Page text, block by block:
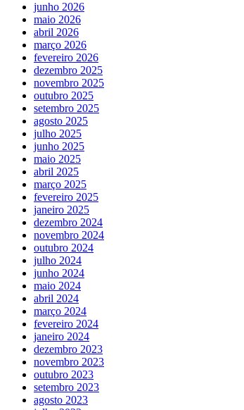
junho 2026
maio 2026
abril 2026
março 2026
fevereiro 2026
dezembro 2025
novembro 2025
outubro 2025
setembro 2025
agosto 2025
julho 2025
junho 2025
maio 2025
abril 2025
março 2025
fevereiro 2025
janeiro 2025
dezembro 2024
novembro 2024
outubro 2024
julho 2024
junho 2024
maio 2024
abril 2024
março 2024
fevereiro 2024
janeiro 2024
dezembro 2023
novembro 2023
outubro 2023
setembro 2023
agosto 2023